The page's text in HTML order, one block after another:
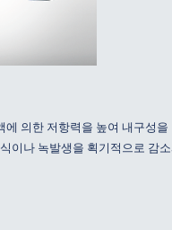
에 의한 저항력을 높여 내구성을
이나 녹발생을 획기적으로 감소